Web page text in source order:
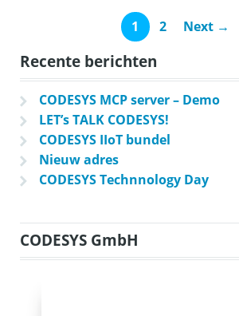
1 2 Next →
Recente berichten
CODESYS MCP server – Demo
LET’s TALK CODESYS!
CODESYS IIoT bundel
Nieuw adres
CODESYS Technnology Day
CODESYS GmbH